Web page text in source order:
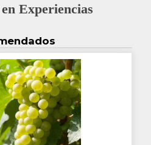
Experiencias